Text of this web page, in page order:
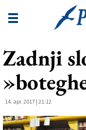
Novice
Goriška
Kultura
Še
Zadnji
14. apr. 2017 | 21:12